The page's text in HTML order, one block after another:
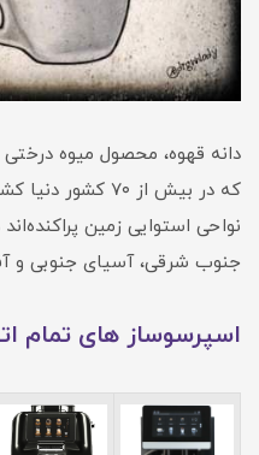
دانه قهوه، محصول میوه
که در بیش از ۷۰
نواحی استوایی زمین
جنوب شرقی، آسیای جنوبی و
اسپرسوساز های تمام